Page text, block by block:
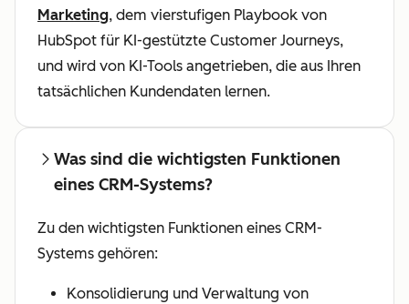
Marketing, dem vierstufigen Playbook von
HubSpot für KI-gestützte Customer Journeys,
und wird von KI-Tools angetrieben, die aus Ihren
tatsächlichen Kundendaten lernen.
Was sind die wichtigsten Funktionen
eines CRM-Systems?
Zu den wichtigsten Funktionen eines CRM-
Systems gehören:
Konsolidierung und Verwaltung von